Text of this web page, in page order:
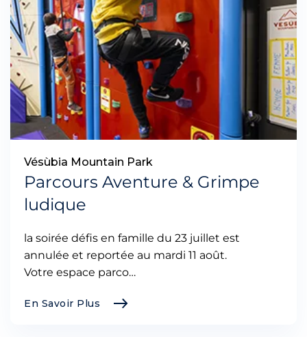
Vésùbia Mountain Park
Parcours Aventure & Grimpe
ludique
la soirée défis en famille du 23 juillet est
annulée et reportée au mardi 11 août.
Votre espace parco…
En Savoir Plus